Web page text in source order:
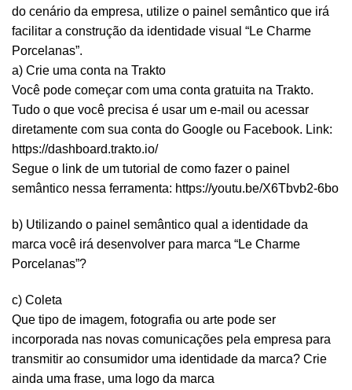
do cenário da empresa, utilize o painel semântico que irá
facilitar a construção da identidade visual “Le Charme
Porcelanas”.
a) Crie uma conta na Trakto
Você pode começar com uma conta gratuita na Trakto.
Tudo o que você precisa é usar um e-mail ou acessar
diretamente com sua conta do Google ou Facebook. Link:
https://dashboard.trakto.io/
Segue o link de um tutorial de como fazer o painel
semântico nessa ferramenta: https://youtu.be/X6Tbvb2-6bo
b) Utilizando o painel semântico qual a identidade da
marca você irá desenvolver para marca “Le Charme
Porcelanas”?
c) Coleta
Que tipo de imagem, fotografia ou arte pode ser
incorporada nas novas comunicações pela empresa para
transmitir ao consumidor uma identidade da marca? Crie
ainda uma frase, uma logo da marca